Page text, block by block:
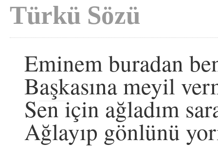
Türkü Sözü
Eminem buradan
Başkasına meyil
Sen için ağladım
Ağlayıp gönlünü